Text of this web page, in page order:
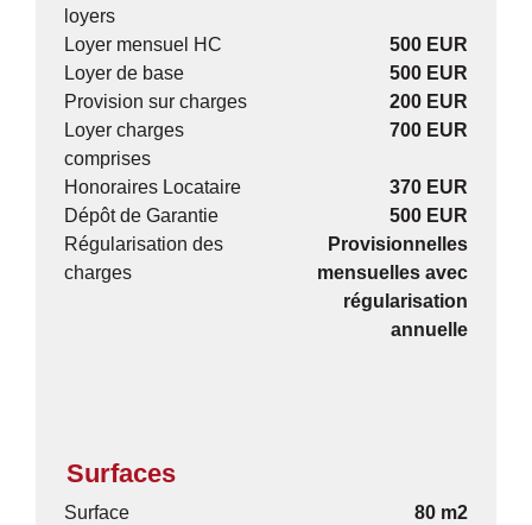
loyers
Loyer mensuel HC
500 EUR
Loyer de base
500 EUR
Provision sur charges
200 EUR
Loyer charges
comprises
700 EUR
Honoraires Locataire
370 EUR
Dépôt de Garantie
500 EUR
Régularisation des
charges
Provisionnelles
mensuelles avec
régularisation
annuelle
Surfaces
Surface 80 m2